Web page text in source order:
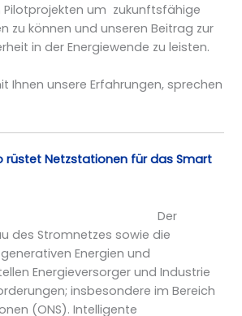
Pilotprojekten um zukunftsfähige
zu können und unseren Beitrag zur
in der Energiewende zu leisten.
Ihnen unsere Erfahrungen, sprechen
rüstet Netzstationen für das Smart
Der
des Stromnetzes sowie die
Energien und
Energieversorger und Industrie
insbesondere im Bereich
(ONS). Intelligente